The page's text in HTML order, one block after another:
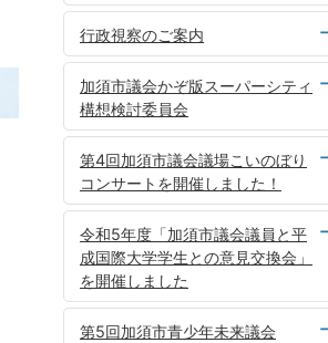
行政視察のご案内
加須市議会かぞ版スーパーシティ
構想検討委員会
第4回加須市議会議場こいのぼり
コンサートを開催しました！
令和5年度「加須市議会議員と平
成国際大学学生との意見交換会」
を開催しました
第5回加須市青少年未来議会